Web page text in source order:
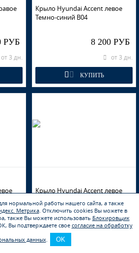
РУБ
от 3 дн.
Крыло Hyundai Accent левое
Темно-синий B04
8 200 РУБ
от 3 дн.
КУПИТЬ
РУБ
1 шт.
Крыло Hyundai Accent левое
Синее небо V01
8 200 РУБ
нормальной работы нашего сайта, а также
Метрика. Отключить cookies Вы можете в
также Вы можете использовать Блокировщик
Вы подтверждаете свое согласие на обработку
данных. OK